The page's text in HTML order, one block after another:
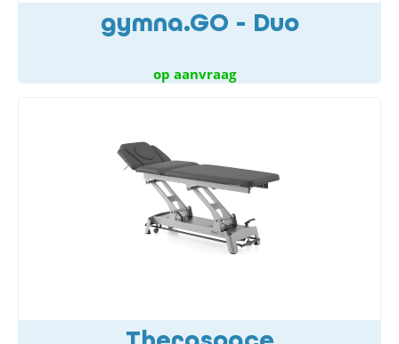
gymna.GO - Duo
op aanvraag